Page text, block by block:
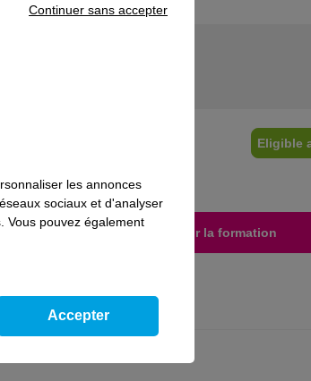
Eligible
Découvrir la formation
les annonces
sociaux et d'analyser
Vous pouvez également
Continuer sans accepter
Accepter